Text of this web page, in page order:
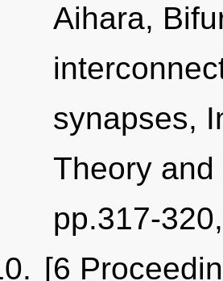
Aihara,
synapses,
Theory and
pp.317-
[6